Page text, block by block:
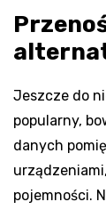
Jeszcze do
popularny,
danych
pojemności.